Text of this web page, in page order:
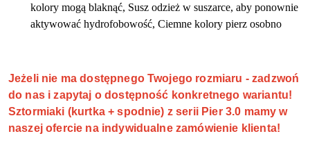
kolory mogą blaknąć, Susz odzież w suszarce, aby ponownie
aktywować hydrofobowość, Ciemne kolory pierz osobno
Jeżeli nie ma dostępnego Twojego rozmiaru - zadzwoń
do nas i zapytaj o dostępność konkretnego wariantu!
Sztormiaki (kurtka + spodnie) z serii Pier 3.0 mamy w
naszej ofercie na indywidualne zamówienie klienta!